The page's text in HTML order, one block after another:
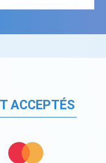
ACCEPTÉS